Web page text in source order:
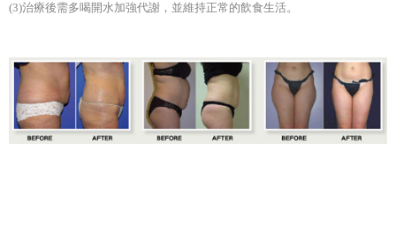
(3)治療後需多喝開水加強代謝，並維持正常的飲食生活。